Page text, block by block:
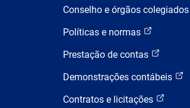
Conselho e órgãos colegiados
Políticas e normas
Prestação de contas
Demonstrações contábeis
Contratos e licitações